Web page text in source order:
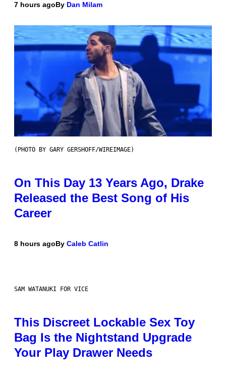
7 hours agoBy Dan Milam
(PHOTO BY GARY GERSHOFF/WIREIMAGE)
On This Day 13 Years Ago, Drake
Released the Best Song of His
Career
8 hours agoBy Caleb Catlin
SAM WATANUKI FOR VICE
This Discreet Lockable Sex Toy
Bag Is the Nightstand Upgrade
Your Play Drawer Needs